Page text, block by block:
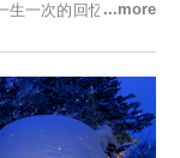
生一次的回忆之旅”活